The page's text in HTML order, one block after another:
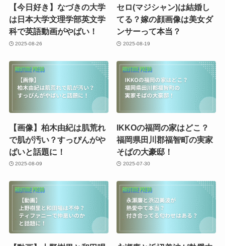
【今日好き】なづきの大学
は日本大学文理学部英文学
科で英語動画がやばい！
2025-08-26
セロ(マジシャン)は結婚し
てる？嫁の顔画像は美女ダ
ンサーって本当？
2025-08-19
【画像】柏木由紀は肌荒れ
で肌が汚い？すっぴんがや
ばいと話題に！
2025-08-09
IKKOの福岡の家はどこ？
福岡県田川郡福智町の実家
そばの大豪邸！
2025-07-30